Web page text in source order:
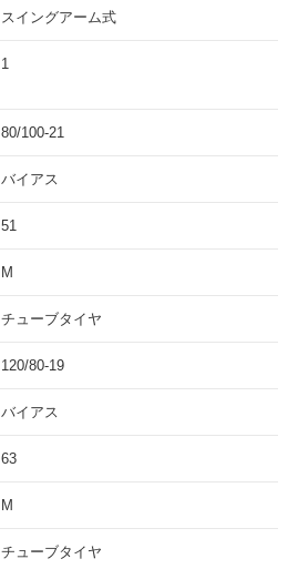
スイングアーム式
1
80/100-21
バイアス
51
M
チューブタイヤ
120/80-19
バイアス
63
M
チューブタイヤ